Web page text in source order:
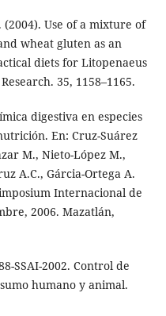
(2004). Use of a mixture of
wheat gluten as an
diets for Litopenaeus
35, 1158–1165.
digestiva en especies
En: Cruz-Suárez
M., Nieto-López M.,
A.C., Gárcia-Ortega A.
Internacional de
2006. Mazatlán,
SSAI-2002. Control de
humano y animal.